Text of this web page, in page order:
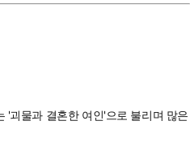
'괴물과 결혼한 여인'으로 불리며 많은